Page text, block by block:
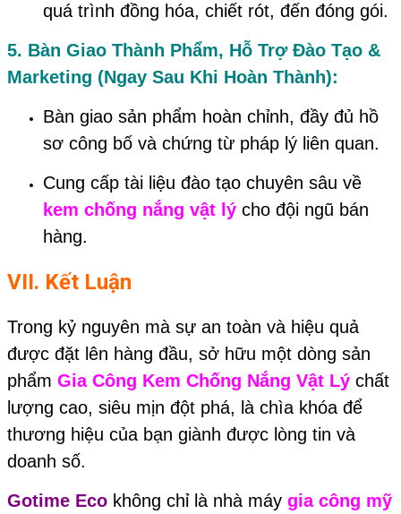
quá trình đồng hóa, chiết rót, đến đóng gói.
5. Bàn Giao Thành Phẩm, Hỗ Trợ Đào Tạo &
Marketing (Ngay Sau Khi Hoàn Thành):
Bàn giao sản phẩm hoàn chỉnh, đầy đủ hồ
sơ công bố và chứng từ pháp lý liên quan.
Cung cấp tài liệu đào tạo chuyên sâu về
kem chống nắng vật lý cho đội ngũ bán
hàng.
VII. Kết Luận
Trong kỷ nguyên mà sự an toàn và hiệu quả
được đặt lên hàng đầu, sở hữu một dòng sản
phẩm Gia Công Kem Chống Nắng Vật Lý chất
lượng cao, siêu mịn đột phá, là chìa khóa để
thương hiệu của bạn giành được lòng tin và
doanh số.
Gotime Eco không chỉ là nhà máy gia công mỹ